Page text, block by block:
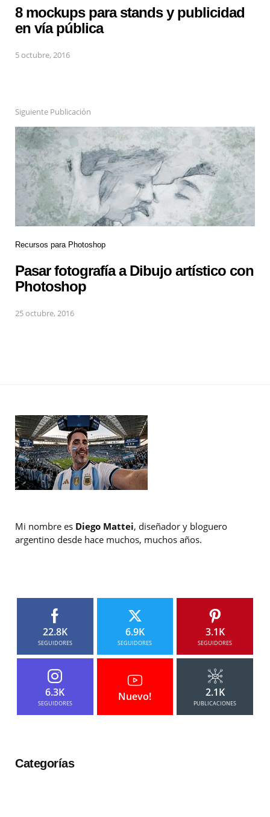
8 mockups para stands y publicidad
en vía pública
5 octubre, 2016
Siguiente Publicación
Recursos para Photoshop
Pasar fotografía a Dibujo artístico con
Photoshop
25 octubre, 2016
Mi nombre es Diego Mattei, diseñador y bloguero
argentino desde hace muchos, muchos años.
22.8K
SEGUIDORES
6.9K
SEGUIDORES
3.1K
SEGUIDORES
6.3K
SEGUIDORES
Nuevo! 2.1K
PUBLICACIONES
Categorías